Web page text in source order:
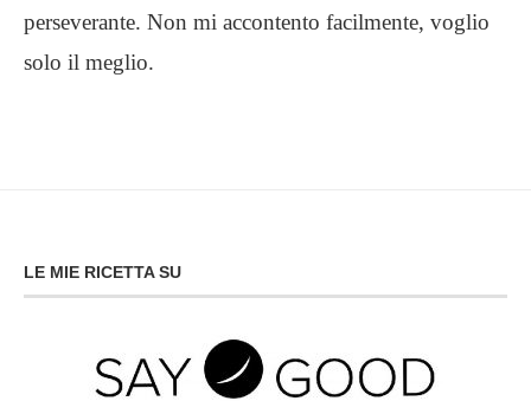
perseverante. Non mi accontento facilmente, voglio
solo il meglio.
LE MIE RICETTA SU